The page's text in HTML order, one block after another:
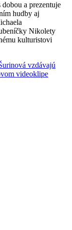
a prezentuje
hudby aj
Nikolety
kulturistovi
vzdávajú
videoklipe